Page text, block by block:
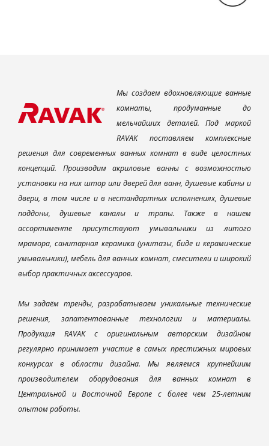
Мы создаем вдохновляющие ванные
комнаты, продуманные до
мельчайших деталей. Под маркой
RAVAK поставляем комплексные
решения для современных ванных комнат в виде целостных
концепций. Производим акриловые ванны с возможностью
установки на них штор или дверей для ванн, душевые кабины и
двери, в том числе и в нестандартных исполнениях, душевые
поддоны, душевые каналы и трапы. Также в нашем
ассортименте присутствуют умывальники из литого
мрамора, санитарная керамика (унитазы, биде и керамические
умывальники), мебель для ванных комнат, смесители и широкий
выбор практичных аксессуаров.
Мы задаём тренды, разрабатываем уникальные технические
решения, запатентованные технологии и материалы.
Продукция RAVAK с оригинальным авторским дизайном
регулярно принимает участие в самых престижных мировых
конкурсах в области дизайна. Мы являемся крупнейшим
производителем оборудования для ванных комнат в
Центральной и Восточной Европе с более чем 25-летним
опытом работы.